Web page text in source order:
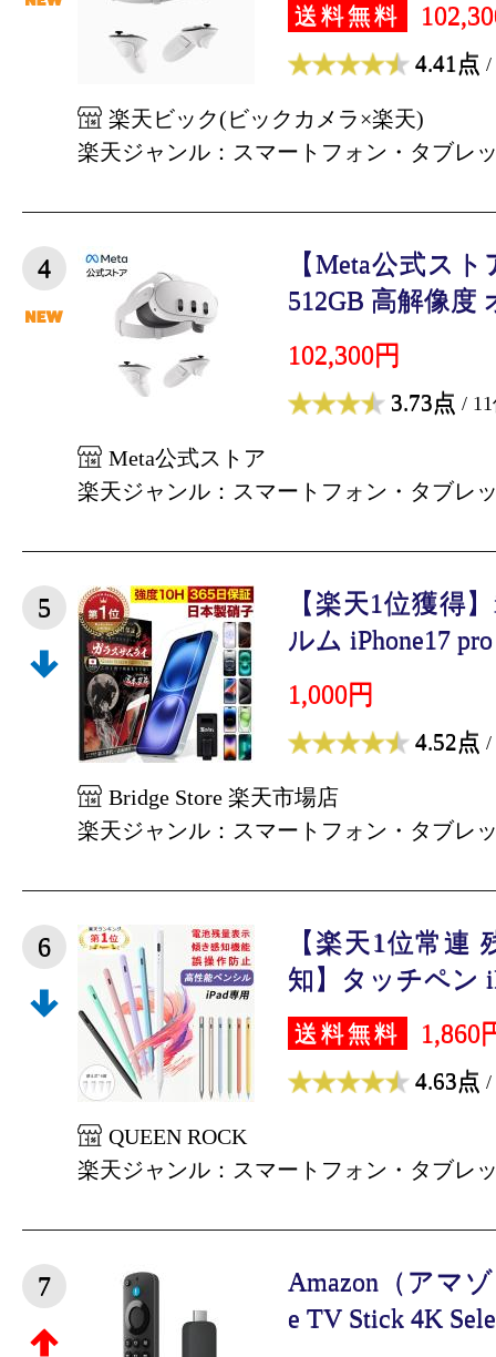
送料無料
4.41点 /
楽天ビック(ビックカメラ×楽天)
楽天ジャンル：スマートフォン・タブレ
4
【Meta公式スト
512GB 高解像度
102,300円
3.73点 /
Meta公式ストア
楽天ジャンル：スマートフォン・タブレ
5
【楽天1位獲得
ルム iPhone17
1,000円
4.52点 /
Bridge Store 楽天市場店
楽天ジャンル：スマートフォン・タブレ
6
【楽天1位常連
知】タッチペン
送料無料 1,860
4.63点 /
QUEEN ROCK
楽天ジャンル：スマートフォン・タブレ
7
Amazon（アマ
e TV Stick 4K